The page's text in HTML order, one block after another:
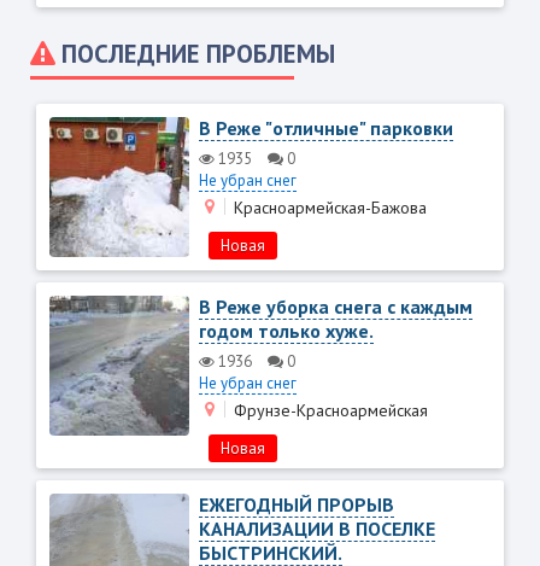
ПОСЛЕДНИЕ ПРОБЛЕМЫ
В Реже "отличные" парковки
1935
0
Не убран снег
Красноармейская-Бажова
Новая
В Реже уборка снега с каждым
годом только хуже.
1936
0
Не убран снег
Фрунзе-Красноармейская
Новая
ЕЖЕГОДНЫЙ ПРОРЫВ
КАНАЛИЗАЦИИ В ПОСЕЛКЕ
БЫСТРИНСКИЙ.